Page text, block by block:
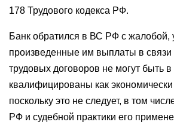
178 Трудового кодекса РФ.
Банк обратился в ВС РФ с жалобой,
произведенные им выплаты в связи
трудовых договоров не могут быть
квалифицированы как
поскольку это не следует, в том
РФ и судебной практики его